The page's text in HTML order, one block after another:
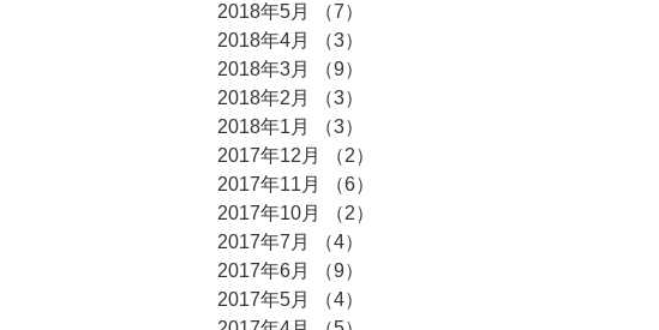
2018年5月
（7）
2018年4月
（3）
2018年3月
（9）
2018年2月
（3）
2018年1月
（3）
2017年12月
（2）
2017年11月
（6）
2017年10月
（2）
2017年7月
（4）
2017年6月
（9）
2017年5月
（4）